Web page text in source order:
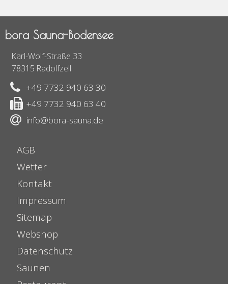
bora Sauna-Bodensee
Karl-Wolf-Straße 33
78315 Radolfzell
+49 7732 940 63 30
+49 7732 940 63 40
info@bora-sauna.de
AGB
Wetter
Kontakt
Impressum
Sitemap
Webshop
Datenschutz
Saunen